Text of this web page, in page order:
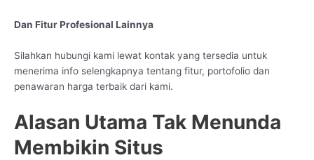
Dan Fitur Profesional Lainnya
Silahkan hubungi kami lewat kontak yang tersedia untuk
menerima info selengkapnya tentang fitur, portofolio dan
penawaran harga terbaik dari kami.
Alasan Utama Tak Menunda
Membikin Situs